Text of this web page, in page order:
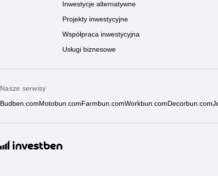
Inwestycje alternatywne
Projekty inwestycyjne
Współpraca inwestycyjna
Usługi biznesowe
Nasze serwisy
Budben.com Motobun.com Farmbun.comWorkbun.com Decorbun.com